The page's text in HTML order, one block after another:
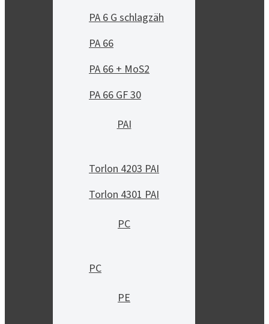
PA 6 G schlagzäh
PA 66
PA 66 + MoS2
PA 66 GF 30
PAI
Torlon 4203 PAI
Torlon 4301 PAI
PC
PC
PE